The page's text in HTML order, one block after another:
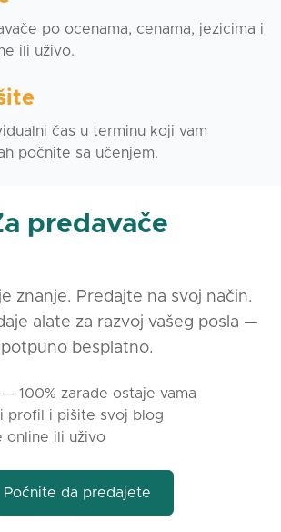
po ocenama, cenama, jezicima i
ili uživo.
čas u terminu koji vam
počnite sa učenjem.
predavače
znanje. Predajte na svoj način.
alate za razvoj vašeg posla —
potpuno besplatno.
100% zarade ostaje vama
profil i pišite svoj blog
online ili uživo
Počnite da predajete